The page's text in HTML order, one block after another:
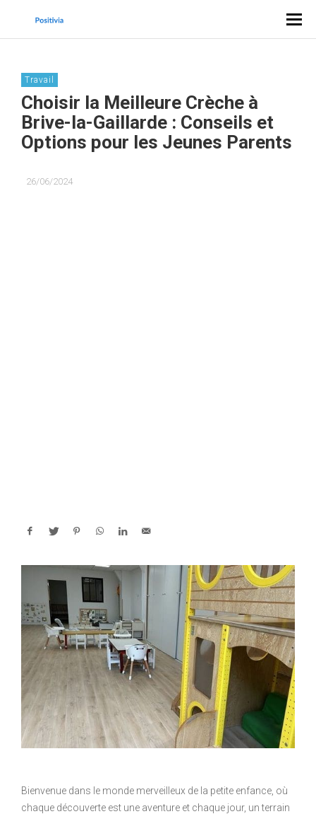
Travail
Choisir la Meilleure Crèche à
Brive-la-Gaillarde : Conseils et
Options pour les Jeunes Parents
26/06/2024
Bienvenue dans le monde merveilleux de la petite enfance, où
chaque découverte est une aventure et chaque jour, un terrain